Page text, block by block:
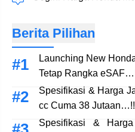
Berita Pilihan
Launching New
Tetap Rangka
Spesifikasi & Harga
cc Cuma 38 Jutaan…!!
Spesifikasi &